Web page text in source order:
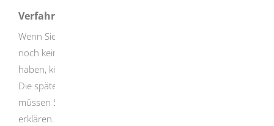
Verfahrensablauf
Wenn Sie bei der Begründung Ihrer Lebenspartnerschaft
noch keinen gemeinsamen Familiennamen bestimmt
haben, können Sie dies jederzeit nachholen.
Die spätere Änderung des Lebenspartnerschaftsnamens
müssen Sie beim zuständigen Standesamt schriftlich
erklären.